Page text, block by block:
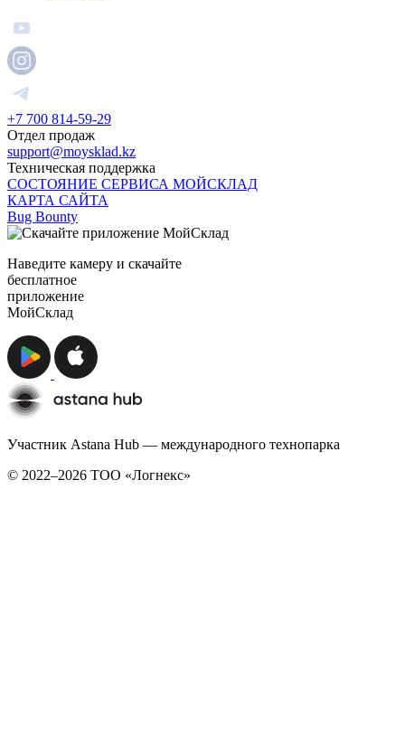
+7 700 814-59-29
Отдел продаж
support@moysklad.kz
Техническая поддержка
СОСТОЯНИЕ СЕРВИСА МОЙСКЛАД
КАРТА САЙТА
Bug Bounty
Наведите камеру и скачайте
бесплатное
приложение
МойСклад
Участник Astana Hub — международного технопарка
© 2022–2026 TОО «Логнекс»